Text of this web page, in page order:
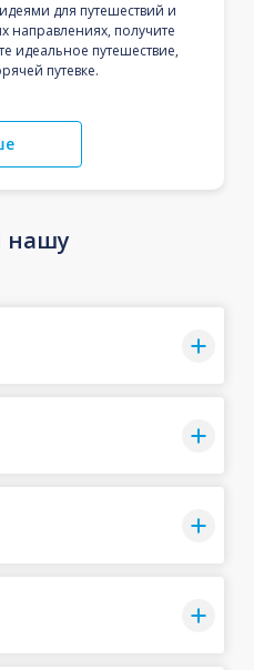
для путешествий и
получите
идеальное путешествие,
путевке.
нашу